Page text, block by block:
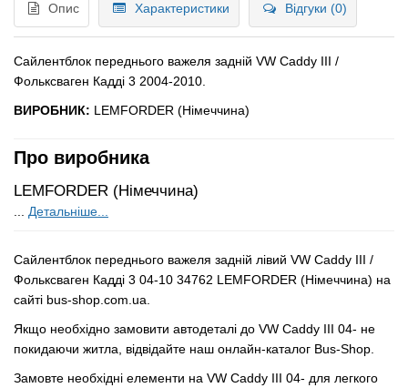
Опис Характеристики Відгуки (0)
Сайлентблок переднього важеля задній VW Caddy III /
Фольксваген Кадді 3 2004-2010.
ВИРОБНИК: LEMFORDER (Німеччина)
Про виробника
LEMFORDER (Німеччина)
Детальніше...
Сайлентблок переднього важеля задній лівий VW Caddy III /
Фольксваген Кадді 3 04-10 34762 LEMFORDER (Німеччина) на
сайті bus-shop.com.ua.
Якщо необхідно замовити автодеталі до VW Caddy III 04- не
покидаючи житла, відвідайте наш онлайн-каталог Bus-Shop.
Замовте необхідні елементи на VW Caddy III 04- для легкого